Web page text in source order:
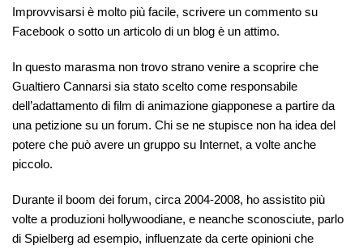
Improvvisarsi è molto più facile, scrivere un commento su
Facebook o sotto un articolo di un blog è un attimo.
In questo marasma non trovo strano venire a scoprire che
Gualtiero Cannarsi sia stato scelto come responsabile
dell’adattamento di film di animazione giapponese a partire da
una petizione su un forum. Chi se ne stupisce non ha idea del
potere che può avere un gruppo su Internet, a volte anche
piccolo.
Durante il boom dei forum, circa 2004-2008, ho assistito più
volte a produzioni hollywoodiane, e neanche sconosciute, parlo
di Spielberg ad esempio, influenzate da certe opinioni che